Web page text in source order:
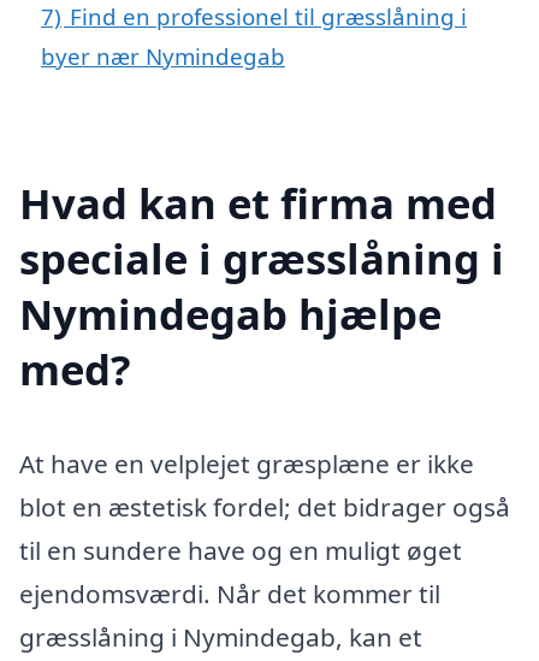
7) Find en professionel til græsslåning i
byer nær Nymindegab
Hvad kan et firma med
speciale i græsslåning i
Nymindegab hjælpe
med?
At have en velplejet græsplæne er ikke
blot en æstetisk fordel; det bidrager også
til en sundere have og en muligt øget
ejendomsværdi. Når det kommer til
græsslåning i Nymindegab, kan et